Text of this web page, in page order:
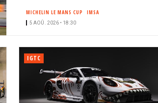
MICHELIN LE MANS CUP IMSA
5 AOÛ. 2026 • 18:30
IGTC